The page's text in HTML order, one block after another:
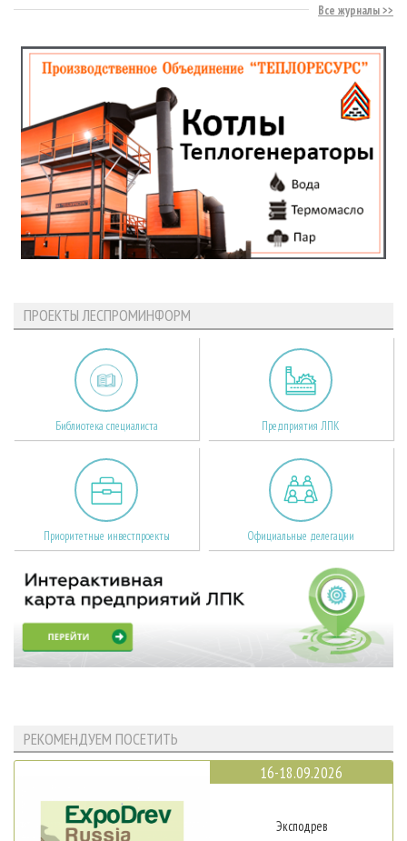
Все журналы
ПРОЕКТЫ ЛЕСПРОМИНФОРМ
Библиотека специалиста Предприятия ЛПК
Приоритетные инвестпроекты Официальные делегации
РЕКОМЕНДУЕМ ПОСЕТИТЬ
16-18.09.2026
Эксподрев